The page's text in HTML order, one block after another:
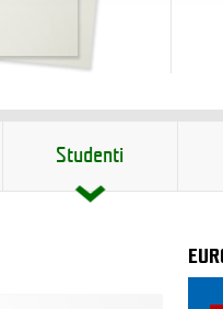
Studenti